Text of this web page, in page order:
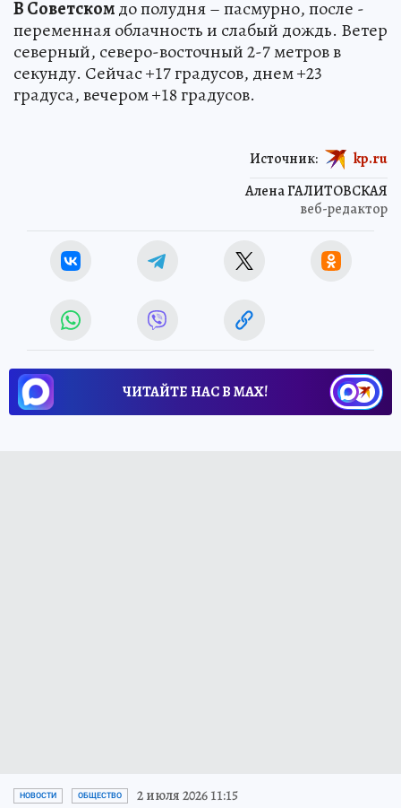
В Советскомдо полудня – пасмурно, после -
переменная облачность и слабый дождь. Ветер
северный, северо-восточный 2-7 метров в
секунду. Сейчас +17 градусов, днем +23
градуса, вечером +18 градусов.
Алена ГАЛИТОВСКАЯ
веб-редактор
Источник: kp.ru
ЧИТАЙТЕ НАС В МАХ!
НОВОСТИ ОБЩЕСТВО 2 июля 2026 11:15